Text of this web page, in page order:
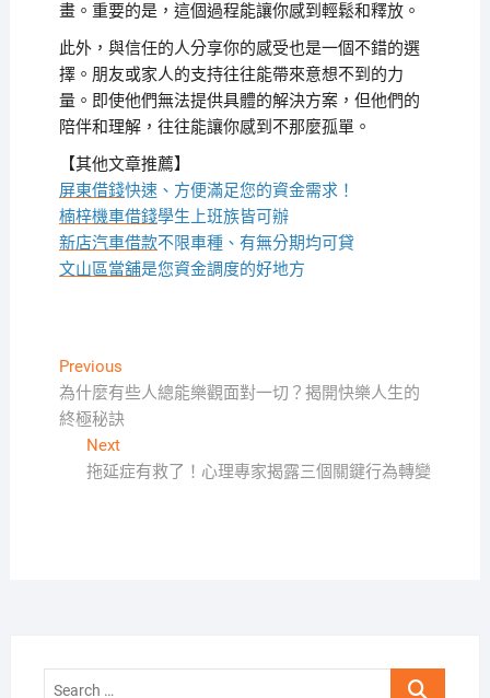
畫。重要的是，這個過程能讓你感到輕鬆和釋放。
此外，與信任的人分享你的感受也是一個不錯的選
擇。朋友或家人的支持往往能帶來意想不到的力
量。即使他們無法提供具體的解決方案，但他們的
陪伴和理解，往往能讓你感到不那麼孤單。
【其他文章推薦】
屏東借錢快速、方便滿足您的資金需求！
楠梓機車借錢學生上班族皆可辦
新店汽車借款不限車種、有無分期均可貸
文山區當舖是您資金調度的好地方
文
章
PreviousPrevious
post:
為什麼有些人總能樂觀面對一切？揭開快樂人生的
終極秘訣
NextNext
post:
拖延症有救了！心理專家揭露三個關鍵行為轉變
Search